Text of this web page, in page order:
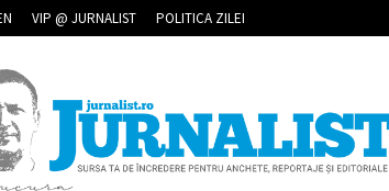
VIP @ JURNALIST POLITICA ZILEI